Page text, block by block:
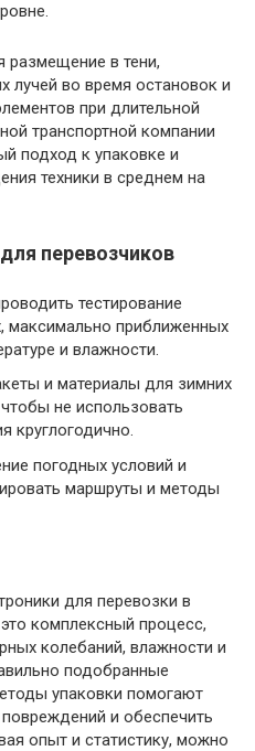
в тени,
лучей во время остановок и
при длительной
транспортной компании
подход к упаковке и
техники в среднем на
перевозчиков
тестирование
максимально приближенных
и влажности.
и материалы для зимних
не использовать
круглогодично.
погодных условий и
маршруты и методы
для перевозки в
комплексный процесс,
колебаний, влажности и
подобранные
упаковки помогают
и обеспечить
опыт и статистику, можно